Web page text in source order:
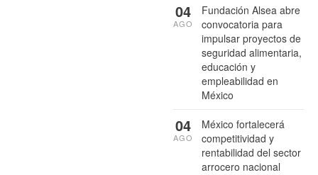
Fundación Alsea abre
convocatoria para
impulsar proyectos de
seguridad alimentaria,
educación y
empleabilidad en
México
04
AGO
México fortalecerá
competitividad y
rentabilidad del sector
arrocero nacional
04
AGO